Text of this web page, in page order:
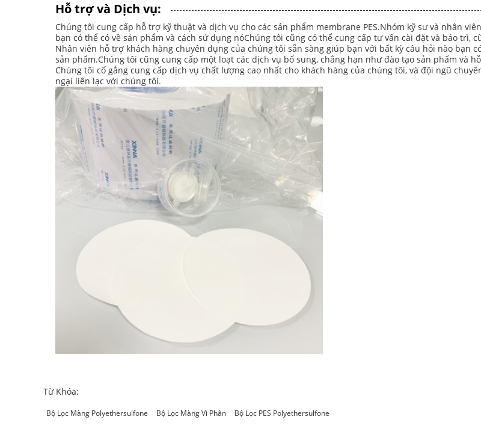
Hỗ trợ và Dịch vụ:
Chúng tôi cung cấp hỗ trợ kỹ thuật và dịch vụ cho các sản phẩm membrane PES.Nhóm kỹ sư và nhân
bạn có thể có về sản phẩm và cách sử dụng nóChúng tôi cũng có thể cung cấp tư vấn cài đặt và bảo trì,
Nhân viên hỗ trợ khách hàng chuyên dụng của chúng tôi sẵn sàng giúp bạn với bất kỳ câu hỏi nào bạn
sản phẩm.Chúng tôi cũng cung cấp một loạt các dịch vụ bổ sung, chẳng hạn như đào tạo sản phẩm và
Chúng tôi cố gắng cung cấp dịch vụ chất lượng cao nhất cho khách hàng của chúng tôi, và đội ngũ
ngại liên lạc với chúng tôi.
Từ Khóa:
Bộ Lọc Màng Polyethersulfone Bộ Lọc Màng Vi Phân Bộ Lọc PES Polyethersulfone